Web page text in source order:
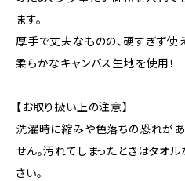
ます。
厚手で丈夫なものの、硬すぎず
柔らかなキャンバス生地を使用！
【お取り扱い上の注意】
洗濯時に縮みや色落ちの恐れが
せん。汚れてしまったときはタオ
さい。